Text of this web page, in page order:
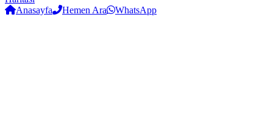
Anasayfa
Hemen Ara WhatsApp